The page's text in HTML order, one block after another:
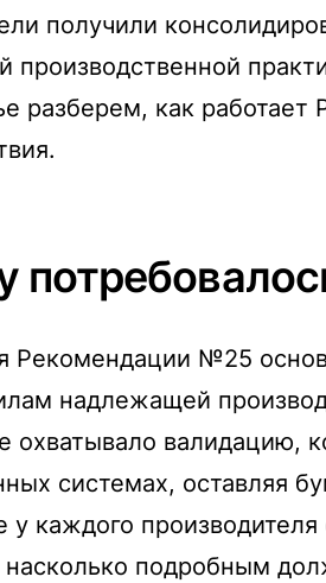
получили
производственной
разберем, как
Рекомендации №25
надлежащей
охватывало валидацию,
системах, оставляя
у каждого
подробным